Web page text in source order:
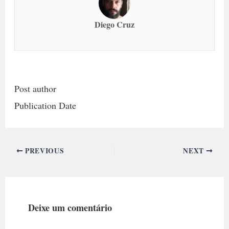
Diego Cruz
Post author
Publication Date
PREVIOUS NEXT
Deixe um comentário